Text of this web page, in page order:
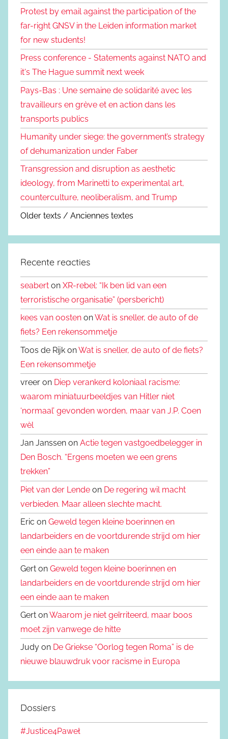
Protest by email against the participation of the
far-right GNSV in the Leiden information market
for new students!
Press conference - Statements against NATO and
it's The Hague summit next week
Pays-Bas : Une semaine de solidarité avec les
travailleurs en grève et en action dans les
transports publics
Humanity under siege: the government’s strategy
of dehumanization under Faber
Transgression and disruption as aesthetic
ideology, from Marinetti to experimental art,
counterculture, neoliberalism, and Trump
Older texts / Anciennes textes
Recente reacties
seabert on XR-rebel: “Ik ben lid van een
terroristische organisatie” (persbericht)
kees van oosten onWat is sneller, de auto of de
fiets? Een rekensommetje
Toos de Rijk onWat is sneller, de auto of de fiets?
Een rekensommetje
vreer on Diep verankerd koloniaal racisme:
waarom miniatuurbeeldjes van Hitler niet
‘normaal’ gevonden worden, maar van J.P. Coen
wèl
Jan Janssen on Actie tegen vastgoedbelegger in
Den Bosch. “Ergens moeten we een grens
trekken”
Piet van der Lende on De regering wil macht
verbieden. Maar alleen slechte macht.
Eric on Geweld tegen kleine boerinnen en
landarbeiders en de voortdurende strijd om hier
een einde aan te maken
Gert on Geweld tegen kleine boerinnen en
landarbeiders en de voortdurende strijd om hier
een einde aan te maken
Gert onWaarom je niet geïrriteerd, maar boos
moet zijn vanwege de hitte
Judy on De Griekse “Oorlog tegen Roma” is de
nieuwe blauwdruk voor racisme in Europa
Dossiers
#Justice4Paweł